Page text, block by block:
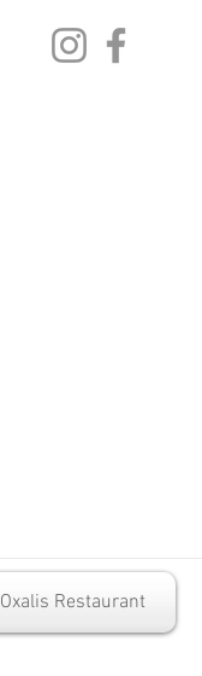
Oxalis Restaurant